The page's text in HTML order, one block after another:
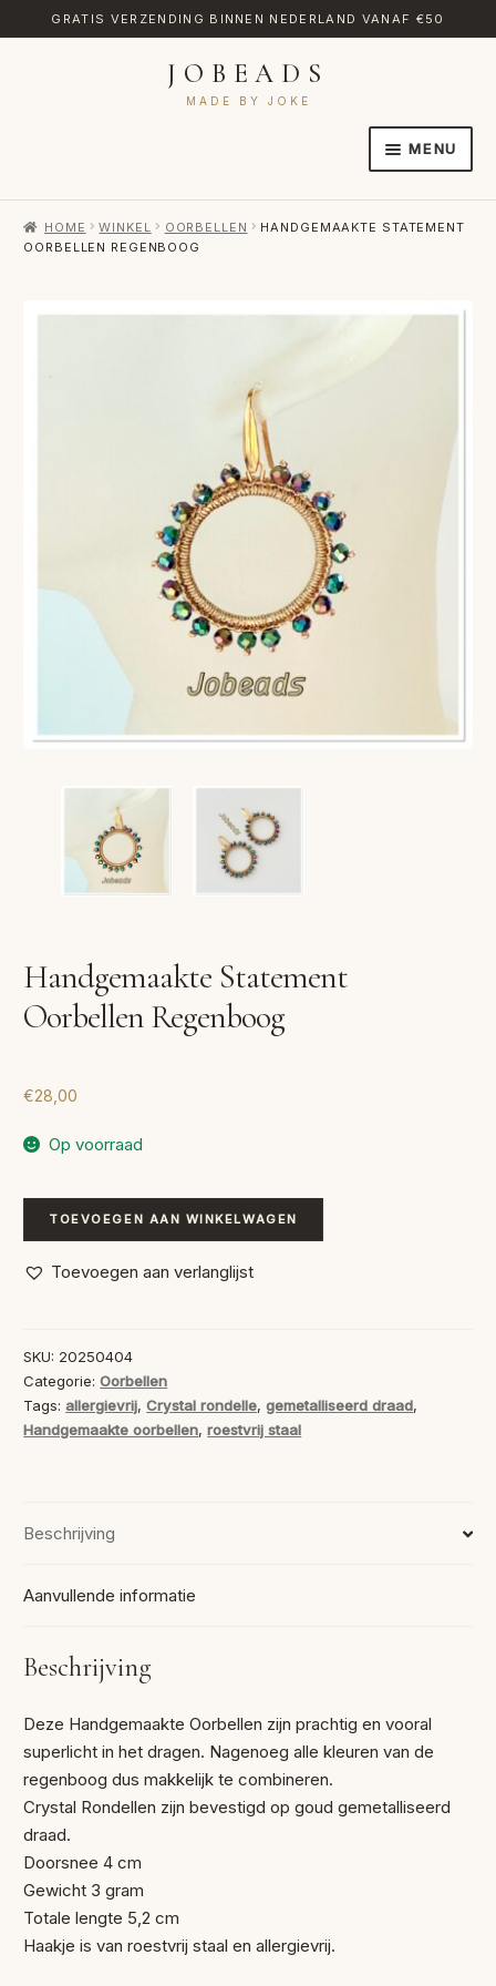
GRATIS VERZENDING BINNEN NEDERLAND VANAF €50
JOBEADS
MADE BY JOKE
MENU
AFREKENEN
VERZENDKOSTEN
VOLG BESTELLING
HOME WINKEL OORBELLEN
HANDGEMAAKTE STATEMENT
OORBELLEN REGENBOOG
Handgemaakte Statement
Oorbellen Regenboog
€28,00
Op voorraad
Handgemaakte
Statement
Oorbellen
TOEVOEGEN AAN WINKELWAGEN
Toevoegen aan verlanglijst
SKU: 20250404
Categorie:Oorbellen
Tags:allergievrij,Crystal rondelle,gemetalliseerd draad,
Handgemaakte oorbellen,roestvrij staal
Beschrijving
Aanvullende informatie
Beschrijving
Deze Handgemaakte Oorbellen zijn prachtig en vooral
superlicht in het dragen. Nagenoeg alle kleuren van de
regenboog dus makkelijk te combineren.
Crystal Rondellen zijn bevestigd op goud gemetalliseerd
draad.
Doorsnee 4 cm
Gewicht 3 gram
Totale lengte 5,2 cm
Haakje is van roestvrij staal en allergievrij.